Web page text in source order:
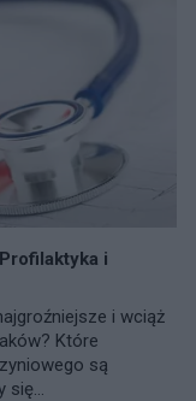
i
i wciąż
Które
są